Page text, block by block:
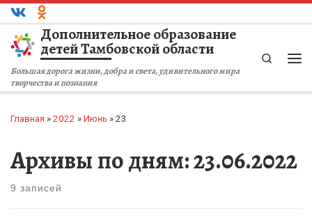
Перейти к содержимому
Дополнительное образование
детей Тамбовской области
Большая дорога жизни, добра и света, удивительного мира
творчества и познания
Search
Главная » 2022 » Июнь » 23
Архивы по дням:23.06.2022
9 записей